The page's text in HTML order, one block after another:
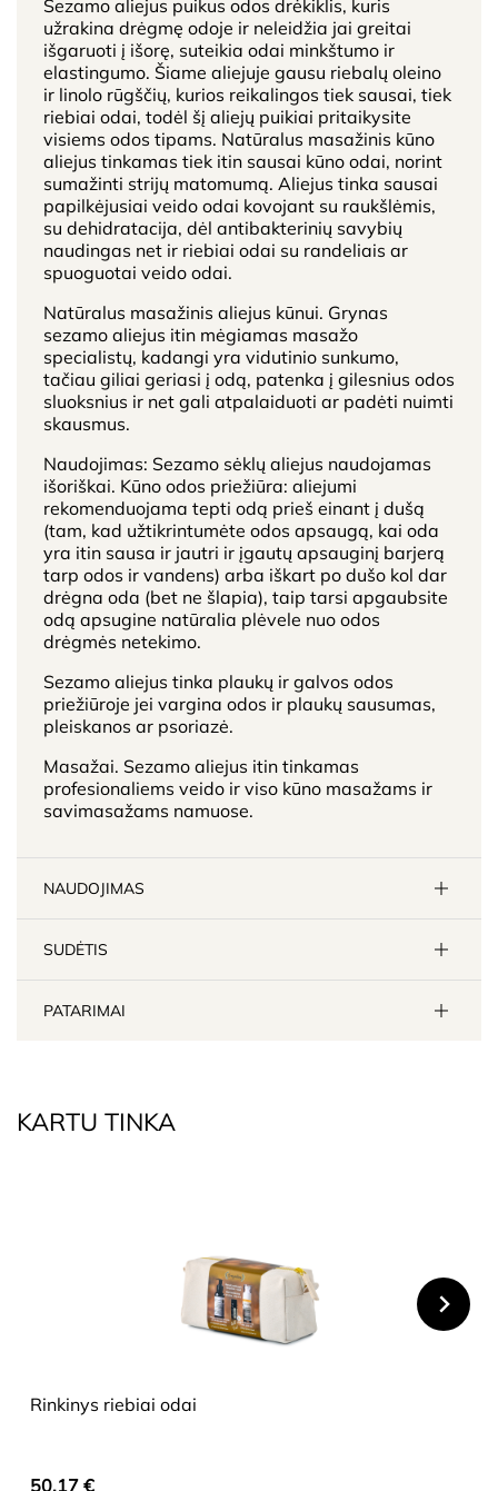
Sezamo aliejus puikus odos drėkiklis, kuris
užrakina drėgmę odoje ir neleidžia jai greitai
išgaruoti į išorę, suteikia odai minkštumo ir
elastingumo. Šiame aliejuje gausu riebalų oleino
ir linolo rūgščių, kurios reikalingos tiek sausai, tiek
riebiai odai, todėl šį aliejų puikiai pritaikysite
visiems odos tipams. Natūralus masažinis kūno
aliejus tinkamas tiek itin sausai kūno odai, norint
sumažinti strijų matomumą. Aliejus tinka sausai
papilkėjusiai veido odai kovojant su raukšlėmis,
su dehidratacija, dėl antibakterinių savybių
naudingas net ir riebiai odai su randeliais ar
spuoguotai veido odai.
Natūralus masažinis aliejus kūnui. Grynas
sezamo aliejus itin mėgiamas masažo
specialistų, kadangi yra vidutinio sunkumo,
tačiau giliai geriasi į odą, patenka į gilesnius odos
sluoksnius ir net gali atpalaiduoti ar padėti nuimti
skausmus.
Naudojimas: Sezamo sėklų aliejus naudojamas
išoriškai. Kūno odos priežiūra: aliejumi
rekomenduojama tepti odą prieš einant į dušą
(tam, kad užtikrintumėte odos apsaugą, kai oda
yra itin sausa ir jautri ir įgautų apsauginį barjerą
tarp odos ir vandens) arba iškart po dušo kol dar
drėgna oda (bet ne šlapia), taip tarsi apgaubsite
odą apsugine natūralia plėvele nuo odos
drėgmės netekimo.
Sezamo aliejus tinka plaukų ir galvos odos
priežiūroje jei vargina odos ir plaukų sausumas,
pleiskanos ar psoriazė.
Masažai. Sezamo aliejus itin tinkamas
profesionaliems veido ir viso kūno masažams ir
savimasažams namuose.
NAUDOJIMAS
SUDĖTIS
PATARIMAI
KARTU TINKA
Rinkinys riebiai odai
50,17 €